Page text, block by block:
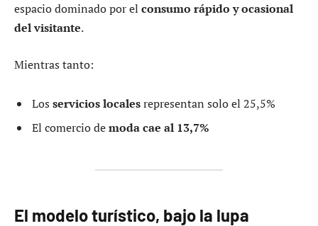
espacio dominado por el consumo rápido y ocasional
del visitante.
Mientras tanto:
Los servicios localesrepresentan solo el 25,5%
El comercio demoda cae al 13,7%
El modelo turístico, bajo la lupa